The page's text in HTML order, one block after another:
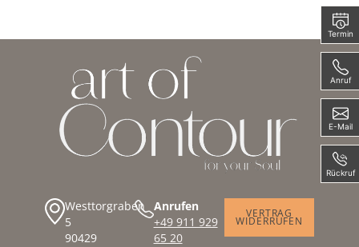
Westtorgraben
5
90429
Anrufen
+49 911 929
65 20
VERTRAG
WIDERRUFEN
Termin
Anruf
E-Mail
Rückruf